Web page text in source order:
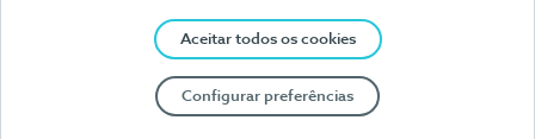
Aceitar todos os cookies
Configurar preferências